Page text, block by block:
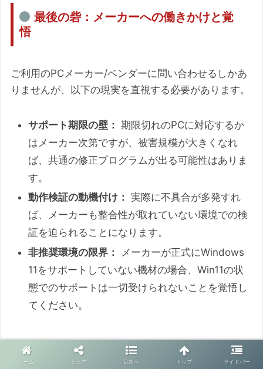
最後の砦：メーカーへの働きかけと覚
悟
ご利用のPCメーカー/ベンダーに問い合わせるしかあ
りませんが、以下の現実を直視する必要があります。
サポート期限の壁： 期限切れのPCに対応するか
はメーカー次第ですが、被害規模が大きくなれ
ば、共通の修正プログラムが出る可能性はありま
す。
動作検証の動機付け： 実際に不具合が多発すれ
ば、メーカーも整合性が取れていない環境での検
証を迫られることになります。
非推奨環境の限界：
メーカーが正式にWindows
11をサポートしていない機材の場合、Win11の状
態でのサポートは一切受けられないことを覚悟し
てください。
Q:書き込めていない場合は、普通に起動し
ませんか？それとも書き換えに失敗している
ホーム シェア 目次へ トップ サイドバー